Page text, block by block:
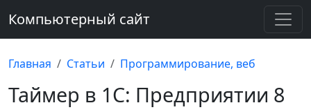
Компьютерный сайт
Главная Статьи Программирование, веб
Таймер в 1С: Предприятии 8